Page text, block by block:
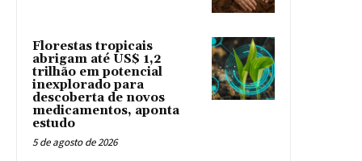
Florestas tropicais
abrigam até US$ 1,2
trilhão em potencial
inexplorado para
descoberta de novos
medicamentos, aponta
estudo
5 de agosto de 2026